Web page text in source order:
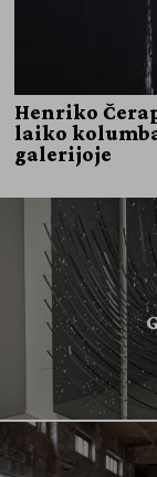
Henriko
laiko
galerijoje